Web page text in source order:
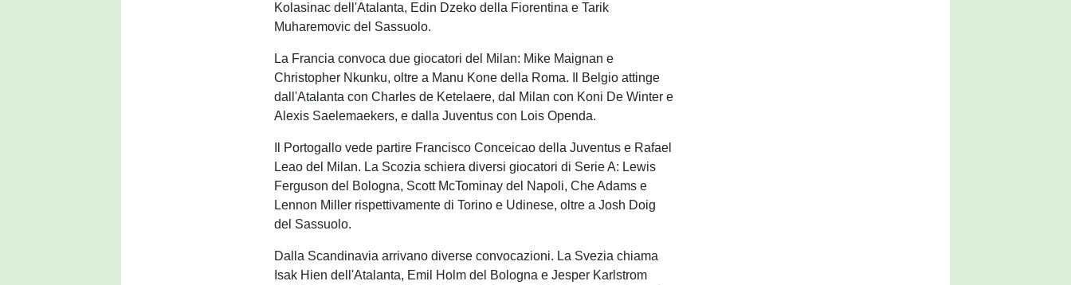
Kolasinac dell'Atalanta, Edin Dzeko della Fiorentina e Tarik
Muharemovic del Sassuolo.
La Francia convoca due giocatori del Milan: Mike Maignan e
Christopher Nkunku, oltre a Manu Kone della Roma. Il Belgio attinge
dall'Atalanta con Charles de Ketelaere, dal Milan con Koni De Winter e
Alexis Saelemaekers, e dalla Juventus con Lois Openda.
Il Portogallo vede partire Francisco Conceicao della Juventus e Rafael
Leao del Milan. La Scozia schiera diversi giocatori di Serie A: Lewis
Ferguson del Bologna, Scott McTominay del Napoli, Che Adams e
Lennon Miller rispettivamente di Torino e Udinese, oltre a Josh Doig
del Sassuolo.
Dalla Scandinavia arrivano diverse convocazioni. La Svezia chiama
Isak Hien dell'Atalanta, Emil Holm del Bologna e Jesper Karlstrom